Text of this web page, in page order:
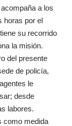
a los
horas por el
su recorrido
la misión.
del presente
de policía,
le
desde
labores.
como medida